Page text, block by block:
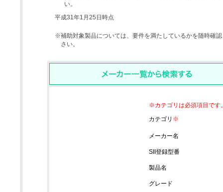
い。
平成31年1月25日時点
※補助対象製品については、要件を満たしているかを随時確
さい。
※カテゴリは必須項目です
カテゴリ ※
メーカー名
SII登録型番
製品名
グレード